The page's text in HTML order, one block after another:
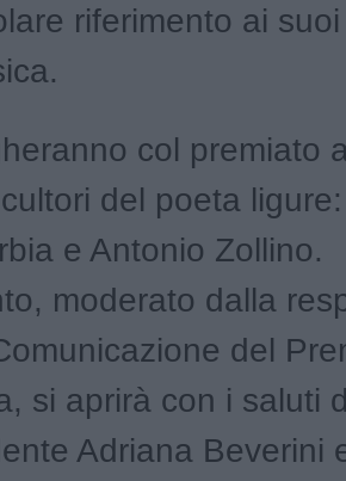
riferimento ai
col premiato
del poeta
e Antonio Zollino.
moderato dalla
del
si aprirà con i saluti
Adriana Beverini